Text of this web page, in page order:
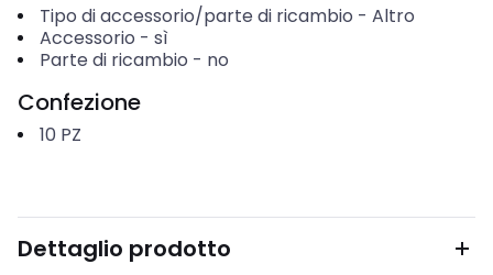
Tipo di accessorio/parte di ricambio - Altro
Accessorio - sì
Parte di ricambio - no
Confezione
10 PZ
Dettaglio prodotto